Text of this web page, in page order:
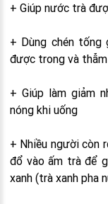
+ Giúp nước trà
+ Dùng chén
được trong và
+ Giúp làm giảm
nóng khi uống
+ Nhiều người còn
đổ vào ấm trà để
xanh (trà xanh pha